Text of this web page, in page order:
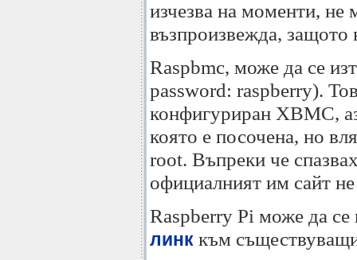
изчезва на моменти, не
възпроизвежда,
Raspbmc, може да се
password: raspberry).
конфигуриран XBMC,
която е посочена, но
root. Въпреки че
официалният им сайт
Raspberry Pi може да се
линк към